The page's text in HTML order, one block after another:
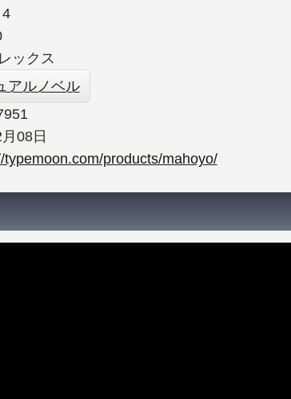
ックス
アルノベル
08日
typemoon.com/products/mahoyo/